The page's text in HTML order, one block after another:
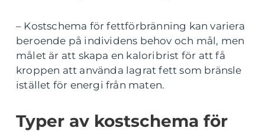
– Kostschema för fettförbränning kan variera
beroende på individens behov och mål, men
målet är att skapa en kaloribrist för att få
kroppen att använda lagrat fett som bränsle
istället för energi från maten.
Typer av kostschema för